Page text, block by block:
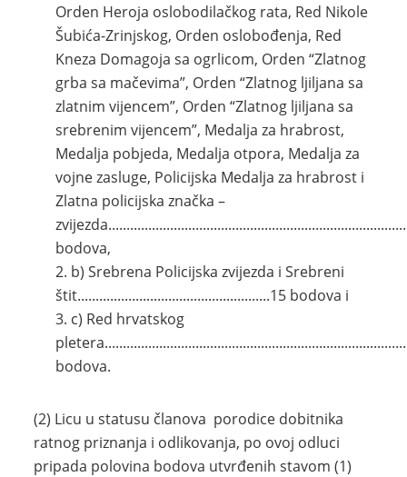
Orden Heroja oslobodilačkog rata, Red Nikole
Šubića-Zrinjskog, Orden oslobođenja, Red
Kneza Domagoja sa ogrlicom, Orden “Zlatnog
grba sa mačevima”, Orden “Zlatnog ljiljana sa
zlatnim vijencem”, Orden “Zlatnog ljiljana sa
srebrenim vijencem”, Medalja za hrabrost,
Medalja pobjeda, Medalja otpora, Medalja za
vojne zasluge, Policijska Medalja za hrabrost i
Zlatna policijska značka –
bodova,
b) Srebrena Policijska zvijezda i Srebreni
štit.....................................................15 bodova i
c) Red hrvatskog
bodova.
(2) Licu u statusu članova porodice dobitnika
ratnog priznanja i odlikovanja, po ovoj odluci
pripada polovina bodova utvrđenih stavom (1)